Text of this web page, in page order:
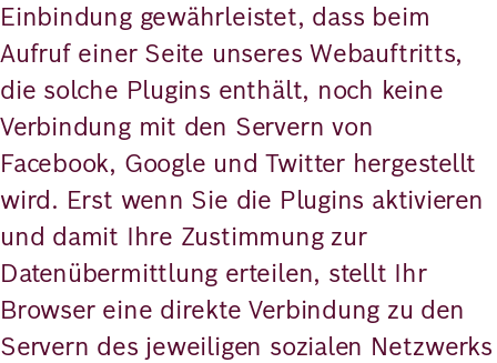
Einbindung gewährleistet, dass beim
Aufruf einer Seite unseres Webauftritts,
die solche Plugins enthält, noch keine
Verbindung mit den Servern von
Facebook, Google und Twitter hergestellt
wird. Erst wenn Sie die Plugins aktivieren
und damit Ihre Zustimmung zur
Datenübermittlung erteilen, stellt Ihr
Browser eine direkte Verbindung zu den
Servern des jeweiligen sozialen Netzwerks